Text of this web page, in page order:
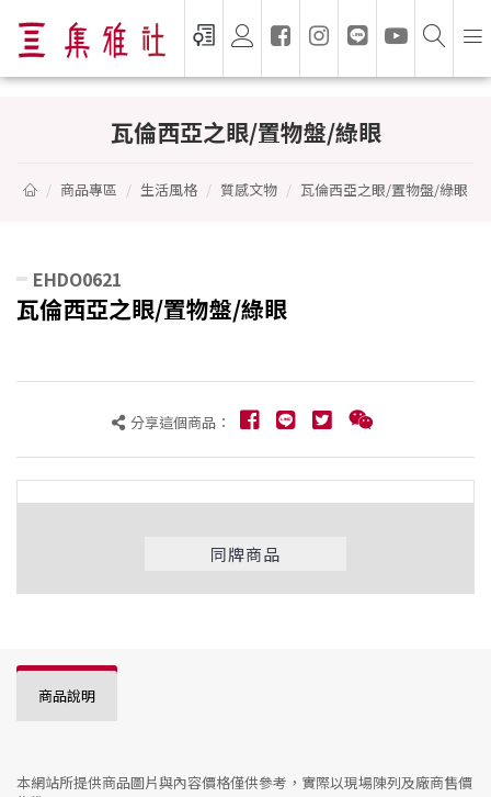
瓦倫西亞之眼/置物盤/綠眼
商品專區 生活風格 質感文物 瓦倫西亞之眼/置物盤/綠眼
EHDO0621
瓦倫西亞之眼/置物盤/綠眼
分享這個商品：
同牌商品
商品說明
本網站所提供商品圖片與內容價格僅供參考，實際以現場陳列及廠商售價